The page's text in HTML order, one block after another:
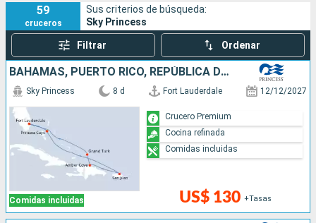
hermanos para, durante todo el año y realizando
fantásticas escalas, recorrer el Paso Interior de Alaska.
59
cruceros
Sus criterios de búsqueda:
Sky Princess
Filtrar Ordenar
BAHAMAS, PUERTO RICO, REPÚBLICA DOMINICANA, ESTADOS UNIDOS
Comidas incluidas
Sky Princess 8 d Fort Lauderdale 12/12/2027
US$ 130 +Tasas
Crucero Premium
Cocina refinada
Comidas incluidas